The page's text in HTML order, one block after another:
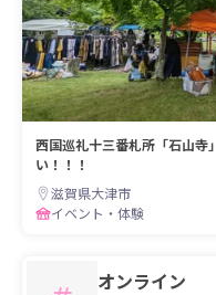
西国巡礼十三番札所「石山寺
い！！！
滋賀県大津市
イベント・体験
オンライン